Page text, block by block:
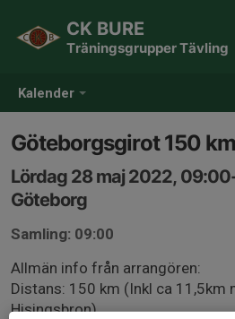
Kalender
CK BURE
Träningsgrupper Tävling
Göteborgsgirot 150 km
Lördag 28 maj 2022,
Göteborg
Samling: 09:00
Allmän info från arrangören:
Distans: 150 km (Inkl ca 11,5km
Hisingsbron)